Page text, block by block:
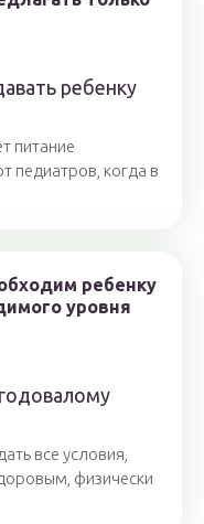
ребенку
питание
педиатров, когда в
все условия,
физически